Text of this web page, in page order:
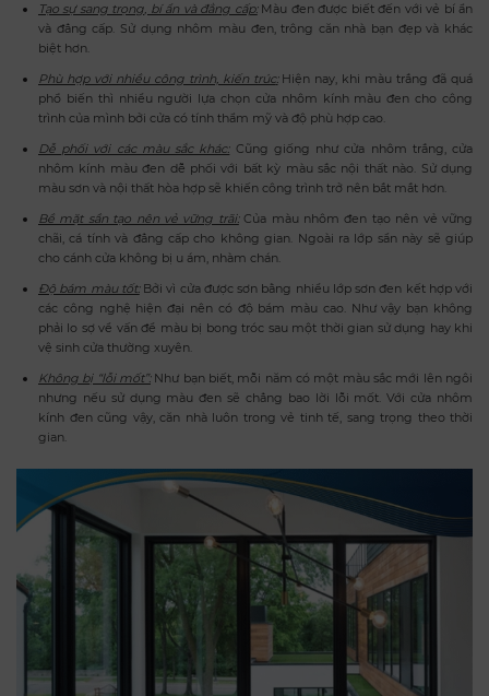
Tạo sự sang trọng, bí ẩn và đẳng cấp:Màu đen được biết đến với vẻ bí ẩn
và đẳng cấp. Sử dụng nhôm màu đen, trông căn nhà bạn đẹp và khác
biệt hơn.
Phù hợp với nhiều công trình, kiến trúc:Hiện nay, khi màu trắng đã quá
phổ biến thì nhiều người lựa chọn cửa nhôm kính màu đen cho công
trình của mình bởi cửa có tính thẩm mỹ và độ phù hợp cao.
Dễ phối với các màu sắc khác:Cũng giống như cửa nhôm trắng, cửa
nhôm kính màu đen dễ phối với bất kỳ màu sắc nội thất nào. Sử dụng
màu sơn và nội thất hòa hợp sẽ khiến công trình trở nên bắt mắt hơn.
Bề mặt sần tạo nên vẻ vững trãi:Của màu nhôm đen tạo nên vẻ vững
chãi, cá tính và đẳng cấp cho không gian. Ngoài ra lớp sần này sẽ giúp
cho cánh cửa không bị u ám, nhàm chán.
Độ bám màu tốt:Bởi vì cửa được sơn bằng nhiều lớp sơn đen kết hợp với
các công nghệ hiện đại nên có độ bám màu cao. Như vậy bạn không
phải lo sợ về vấn đề màu bị bong tróc sau một thời gian sử dụng hay khi
vệ sinh cửa thường xuyên.
Không bị “lỗi mốt”:Như bạn biết, mỗi năm có một màu sắc mới lên ngôi
nhưng nếu sử dụng màu đen sẽ chẳng bao lời lỗi mốt. Với cửa nhôm
kính đen cũng vậy, căn nhà luôn trong vẻ tinh tế, sang trọng theo thời
gian.